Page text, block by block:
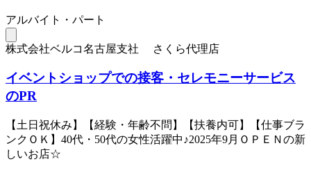
アルバイト・パート
株式会社ベルコ名古屋支社 さくら代理店
イベントショップでの接客・セレモニーサービス
のPR
【土日祝休み】【経験・年齢不問】【扶養内可】【仕事ブラ
ンクＯＫ】40代・50代の女性活躍中♪2025年9月ＯＰＥＮの新
しいお店☆